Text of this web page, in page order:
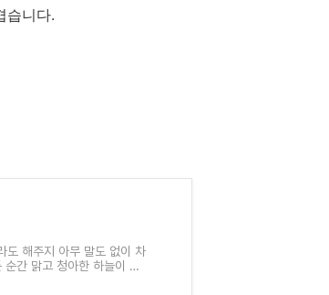
습니다.
도 해주지 아무 말도 없이 차
간 맑고 청아한 하늘이 보